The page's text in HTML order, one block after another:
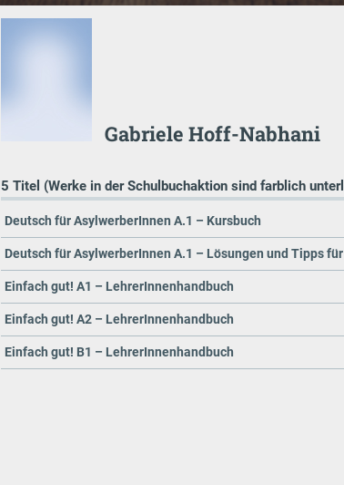
Gabriele Hoff-Nabhani
5 Titel (Werke in der Schulbuchaktion sind farblich
Deutsch für AsylwerberInnen A.1 – Kursbuch
Deutsch für AsylwerberInnen A.1 – Lösungen und Tipps
Einfach gut! A1 – LehrerInnenhandbuch
Einfach gut! A2 – LehrerInnenhandbuch
Einfach gut! B1 – LehrerInnenhandbuch